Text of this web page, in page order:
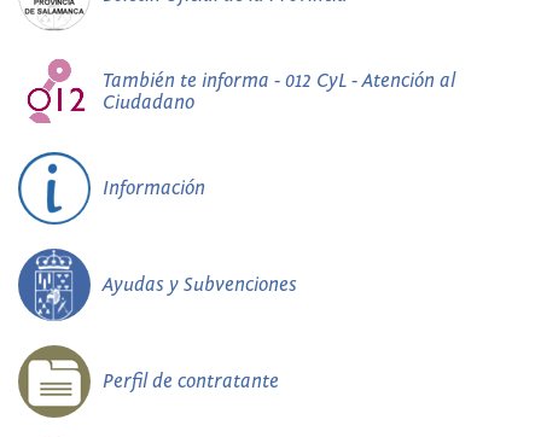
También te informa - 012 CyL - Atención al
Ciudadano
Información
Ayudas y Subvenciones
Perfil de contratante